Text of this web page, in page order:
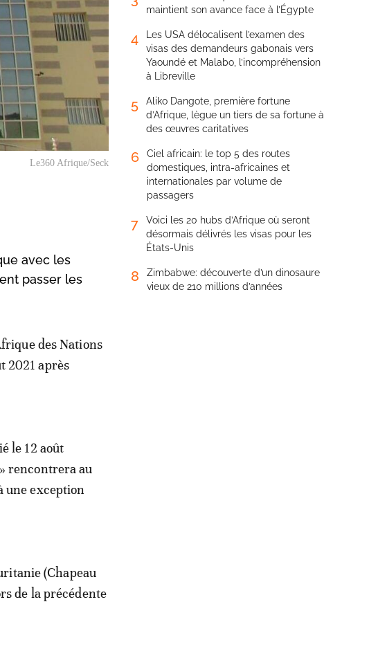
Le360 Afrique/Seck
avec les
passer les
des Nations
2021 après
le 12 août
rencontrera au
une exception
(Chapeau
de la précédente
maintient son avance face à l’Égypte
4
Les USA délocalisent l’examen des
visas des demandeurs gabonais vers
Yaoundé et Malabo, l’incompréhension
à Libreville
5
Aliko Dangote, première fortune
d’Afrique, lègue un tiers de sa fortune à
des œuvres caritatives
6
Ciel africain: le top 5 des routes
domestiques, intra-africaines et
internationales par volume de
passagers
7
Voici les 20 hubs d’Afrique où seront
désormais délivrés les visas pour les
États-Unis
8
Zimbabwe: découverte d’un dinosaure
vieux de 210 millions d’années